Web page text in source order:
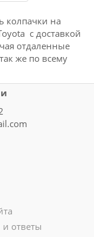
колпачки на
с доставкой
отдаленные
же по всему
ответы